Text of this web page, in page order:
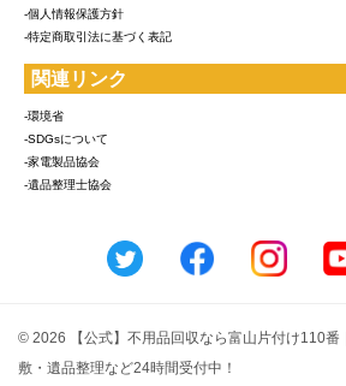
-個人情報保護方針
-特定商取引法に基づく表記
関連リンク
-環境省
-SDGsについて
-家電製品協会
-遺品整理士協会
© 2026 【公式】不用品回収なら富山片付け110番
敷・遺品整理など24時間受付中！